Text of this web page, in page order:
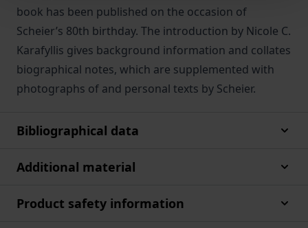
book has been published on the occasion of
Scheier’s 80th birthday. The introduction by Nicole C.
Karafyllis gives background information and collates
biographical notes, which are supplemented with
photographs of and personal texts by Scheier.
Bibliographical data
Additional material
Product safety information